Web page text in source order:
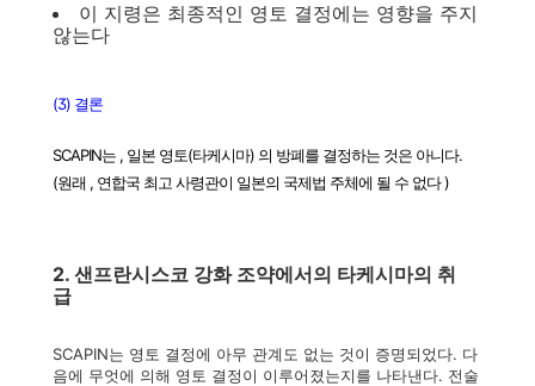
이 지령은 최종적인 영토 결정에는 영향을 주지
않는다
(3) 결론
SCAPIN는 , 일본 영토(타케시마) 의 방폐를 결정하는 것은 아니다.
(원래 , 연합국 최고 사령관이 일본의 국제법 주체에 될 수 없다 )
2. 샌프란시스코 강화 조약에서의 타케시마의 취
급
SCAPIN는 영토 결정에 아무 관계도 없는 것이 증명되었다. 다
음에 무엇에 의해 영토 결정이 이루어졌는지를 나타낸다. 전술